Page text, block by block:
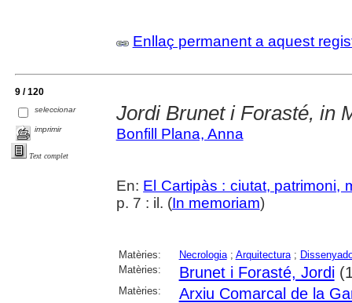
Enllaç permanent a aquest
9 / 120
seleccionar
imprimir
Text complet
Jordi Brunet i Forasté, in
Bonfill Plana, Anna
En: El Cartipàs : ciutat, patrimoni,
p. 7 : il. (In memoriam)
Matèries: Necrologia; Arquitectura;
Matèries:
Brunet i Forasté, Jordi
Matèries: Arxiu Comarcal de la